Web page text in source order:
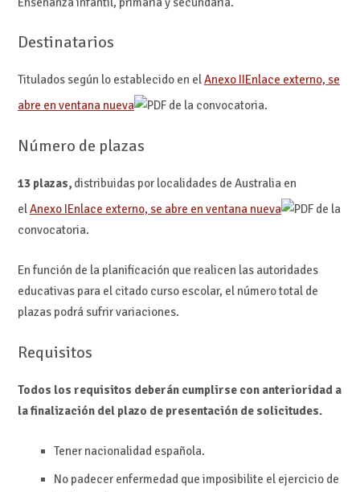
Destinatarios
Titulados según lo establecido en elAnexo II Enlace externo, se
abre en ventana nueva
de la convocatoria.
Número de plazas
13 plazas,distribuidas por localidades de Australia en
elAnexo IEnlace externo, se abre en ventana nueva
de la
convocatoria.
En función de la planificación que realicen las autoridades
educativas para el citado curso escolar, el número total de
plazas podrá sufrir variaciones.
Requisitos
Todos los requisitos deberán cumplirse con anterioridad a
la finalización del plazo de presentación de solicitudes.
Tener nacionalidad española.
No padecer enfermedad que imposibilite el ejercicio de